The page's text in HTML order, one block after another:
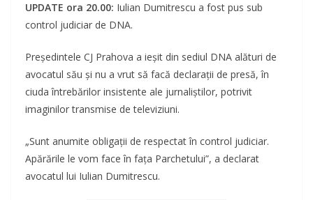
UPDATE ora 20.00: Iulian Dumitrescu a fost pus sub
control judiciar de DNA.
Președintele CJ Prahova a ieșit din sediul DNA alături de
avocatul său și nu a vrut să facă declarații de presă, în
ciuda întrebărilor insistente ale jurnaliștilor, potrivit
imaginilor transmise de televiziuni.
„Sunt anumite obligații de respectat în control judiciar.
Apărările le vom face în fața Parchetului”, a declarat
avocatul lui Iulian Dumitrescu.